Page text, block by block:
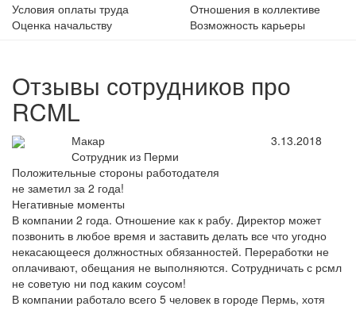
Условия оплаты труда
Отношения в коллективе
Оценка начальству
Возможность карьеры
Отзывы сотрудников про
RCML
Макар
Сотрудник из Перми
3.13.2018
Положительные стороны работодателя
не заметил за 2 года!
Негативные моменты
В компании 2 года. Отношение как к рабу. Директор может
позвонить в любое время и заставить делать все что угодно
некасающееся должностных обязанностей. Переработки не
оплачивают, обещания не выполняются. Сотрудничать с рсмл
не советую ни под каким соусом!
В компании работало всего 5 человек в городе Пермь, хотя